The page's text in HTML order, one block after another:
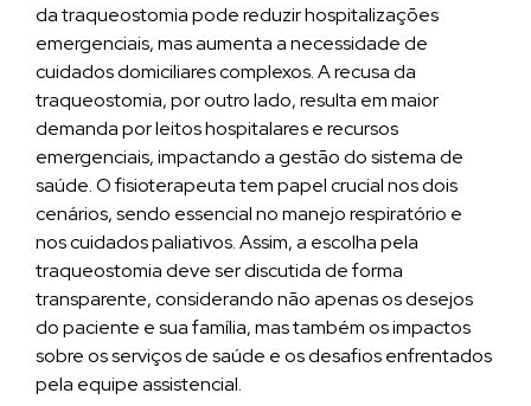
da traqueostomia pode reduzir hospitalizações
emergenciais, mas aumenta a necessidade de
cuidados domiciliares complexos. A recusa da
traqueostomia, por outro lado, resulta em maior
demanda por leitos hospitalares e recursos
emergenciais, impactando a gestão do sistema de
saúde. O fisioterapeuta tem papel crucial nos dois
cenários, sendo essencial no manejo respiratório e
nos cuidados paliativos. Assim, a escolha pela
traqueostomia deve ser discutida de forma
transparente, considerando não apenas os desejos
do paciente e sua família, mas também os impactos
sobre os serviços de saúde e os desafios enfrentados
pela equipe assistencial.